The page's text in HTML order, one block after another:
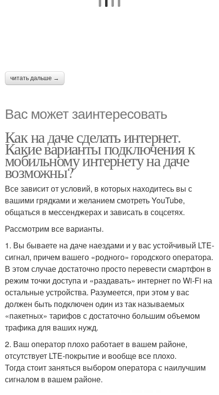
читать дальше →
Вас может заинтересовать
Как на даче сделать интернет.
Какие варианты подключения к
мобильному интернету на даче
возможны?
Все зависит от условий, в которых находитесь вы с
вашими грядками и желанием смотреть YouTube,
общаться в мессенджерах и зависать в соцсетях.
Рассмотрим все варианты.
1. Вы бываете на даче наездами и у вас устойчивый LTE-
сигнал, причем вашего «родного» городского оператора.
В этом случае достаточно просто перевести смартфон в
режим точки доступа и «раздавать» интернет по Wi-Fi на
остальные устройства. Разумеется, при этом у вас
должен быть подключен один из так называемых
«пакетных» тарифов с достаточно большим объемом
трафика для ваших нужд.
2. Ваш оператор плохо работает в вашем районе,
отсутствует LTE-покрытие и вообще все плохо.
Тогда стоит заняться выбором оператора с наилучшим
сигналом в вашем районе.